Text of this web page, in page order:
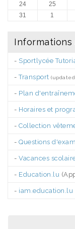
24
25
31
1
Informations
- Sportlycée
-Transport (updated
- Plan
- Horaires et
- Collection
- Questions
- Vacances
- Education.lu
- iam.education.lu